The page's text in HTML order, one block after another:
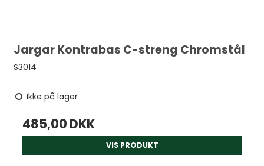
Jargar Kontrabas C-streng Chromstål
S3014
Ikke på lager
485,00 DKK
VIS PRODUKT